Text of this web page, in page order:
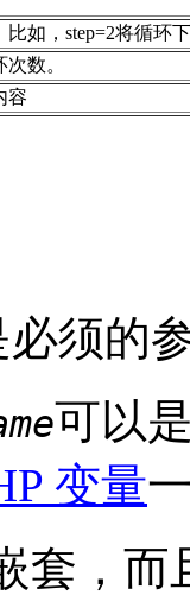
如，step=2将循环
数。
容
必须的
可以
变量
套，而